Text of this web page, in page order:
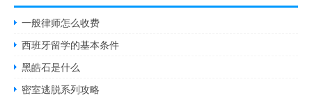
一般律师怎么收费
西班牙留学的基本条件
黑皓石是什么
密室逃脱系列攻略